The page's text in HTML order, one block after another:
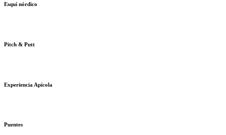
Esquí nórdico
Pitch & Putt
Experiencia Apícola
Puentes